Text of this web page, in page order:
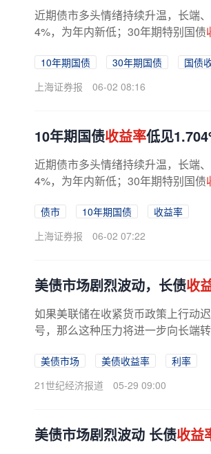
近期债市多头情绪持续升温，长端
4%，为年内新低；30年期特别国债
10年期国债 30年期国债
国债
上海证券报
06-02 08:16
10年期国债收益率低见
近期债市多头情绪持续升温，长端
4%，为年内新低；30年期特别国债
债市 10年期国债
收益率
上海证券报
06-02 07:22
美债市场剧烈波动，长债收
如果美联储在收紧货币政策上行动
号，那么这种压力将进一步向长端
美债市场 美债收益率
利率
21世纪经济报道
05-29 09:00
美债市场剧烈波动 长债收益